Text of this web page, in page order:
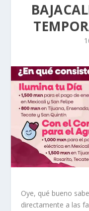
Oye, qué bueno
directamente a las